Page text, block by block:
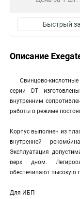
Быстрый
Описание
Свинцово-
серии DT
внутренним
работы в режиме
Корпус выполнен из
внутренней
Эксплуатация
верх дном.
обеспечивают высокую
Для ИБП